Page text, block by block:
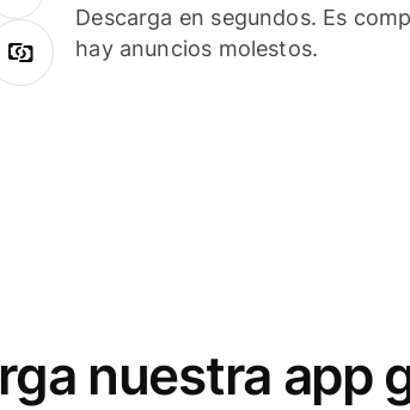
Descarga en segundos. Es
hay anuncios molestos.
nuestra app